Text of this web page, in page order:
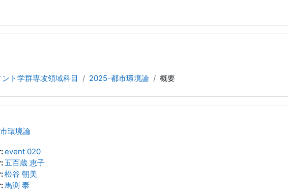
ト学群専攻領域科目 2025-都市環境論 概要
環境論
event 020
五百蔵 恵子
松谷 朝美
馬渕 泰